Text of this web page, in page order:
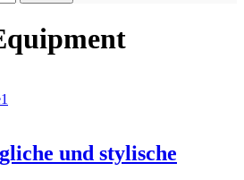
1
und stylische